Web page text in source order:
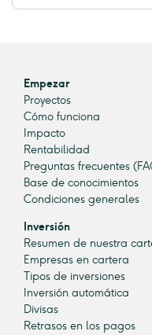
Empezar
Proyectos
Cómo funciona
Impacto
Rentabilidad
Preguntas frecuentes
Base de conocimientos
Condiciones generales
Inversión
Resumen de nuestra
Empresas en cartera
Tipos de inversiones
Inversión automática
Divisas
Retrasos en los pagos